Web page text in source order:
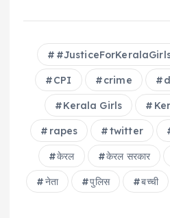
CPI crime
Kerala Girls
rapes twitter
केरल केरल सरकार
नेता पुलिस बच्ची